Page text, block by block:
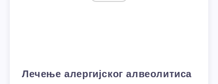
Лечење алергијског алвеолитиса